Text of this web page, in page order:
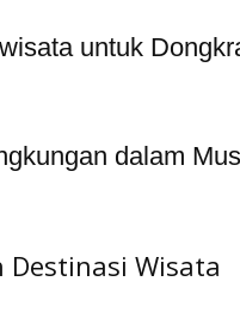
untuk
dalam
Destinasi Wisata